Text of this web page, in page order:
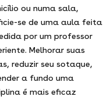
ou numa sala,
se de uma aula feita
por um professor
Melhorar suas
reduzir seu sotaque,
a fundo uma
é mais eficaz